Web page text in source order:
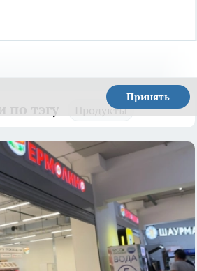
Принять
Продукты